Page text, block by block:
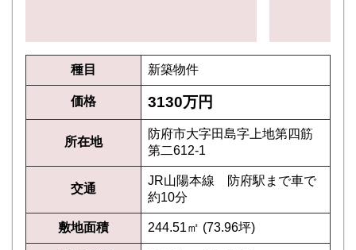
種目 新築物件
価格 3130万円
所在地
防府市大字田島字上地第四筋
第二612-1
交通
JR山陽本線 防府駅まで車で
約10分
敷地面積 244.51㎡ (73.96坪)